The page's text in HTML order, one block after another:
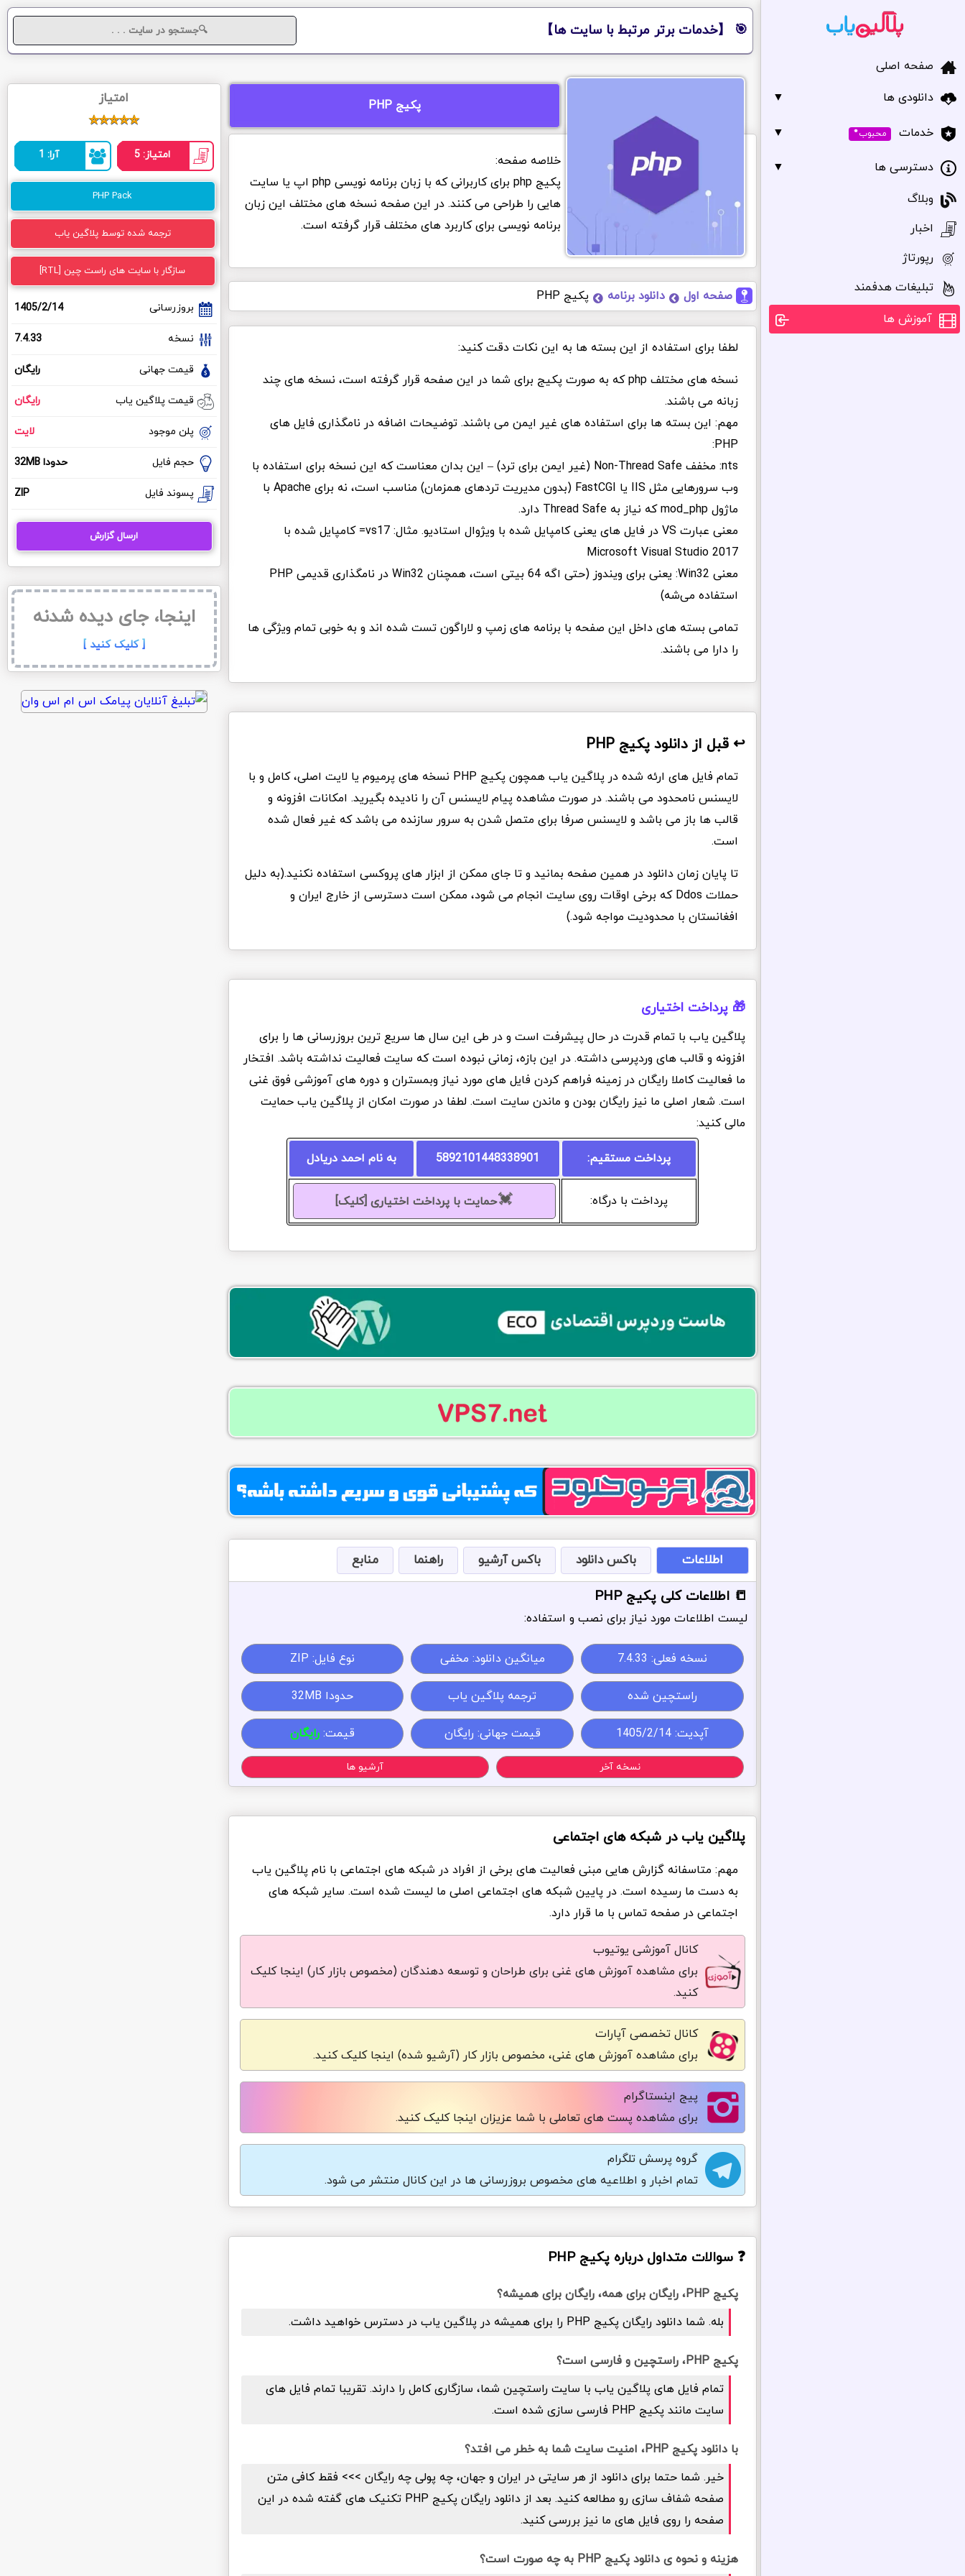
صفحه اصلی
دانلودی ها
▼
خدمات محبوب•
▼
دسترسی ها
▼
وبلاگ
اخبار
رپورتاژ
تبلیغات هدفمند
آموزش ها
🎯 【خدمات برتر مرتبط با سایت ها】
پکیج PHP
پکیج php برای کاربرانی که با زبان برنامه نویسی php اپ یا سایت
هایی را طراحی می کنند. در این صفحه نسخه های مختلف این زبان
برنامه نویسی برای کاربرد های مختلف قرار گرفته است.
صفحه اول دانلود برنامه پکیج PHP
لطفا برای استفاده از این بسته ها به این نکات دقت کنید:
نسخه های مختلف php که به صورت پکیج برای شما در این صفحه قرار گرفته است، نسخه های چند
زبانه می باشند.
مهم: این بسته ها برای استفاده های غیر ایمن می باشند. توضیحات اضافه در نامگذاری فایل های
PHP:
nts: مخفف Non-Thread Safe (غیر ایمن برای ترد) – این بدان معناست که این نسخه برای استفاده با
وب سرورهایی مثل IIS یا FastCGI (بدون مدیریت تردهای همزمان) مناسب است، نه برای Apache با
ماژول mod_php که نیاز به Thread Safe دارد.
معنی عبارت VS در فایل های یعنی کامپایل شده با ویژوال استادیو. مثال: vs17= کامپایل شده با
Microsoft Visual Studio 2017
معنی Win32: یعنی برای ویندوز (حتی اگه 64 بیتی است، همچنان Win32 در نامگذاری قدیمی PHP
استفاده می‌شه)
تمامی بسته های داخل این صفحه با برنامه های زمپ و لاراگون تست شده اند و به خوبی تمام ویژگی ها
را دارا می باشند.
↩️ قبل از دانلود پکیج PHP
تمام فایل های ارئه شده در پلاگین یاب همچون پکیج PHP نسخه های پرمیوم یا لایت اصلی، کامل و با
لایسنس نامحدود می باشند. در صورت مشاهده پیام لایسنس آن را نادیده بگیرید. امکانات افزونه و
قالب ها باز می باشد و لایسنس صرفا برای متصل شدن به سرور سازنده می باشد که غیر فعال شده
است.
تا پایان زمان دانلود در همین صفحه بمانید و تا جای ممکن از ابزار های پروکسی استفاده نکنید.(به دلیل
حملات Ddos که برخی اوقات روی سایت انجام می شود، ممکن است دسترسی از خارج ایران و
افغانستان با محدودیت مواجه شود.)
🎁 پرداخت اختیاری
پلاگین یاب با تمام قدرت در حال پیشرفت است و در طی این سال ها سریع ترین بروزرسانی ها را برای
افزونه و قالب های وردپرسی داشته. در این بازه، زمانی نبوده است که سایت فعالیت نداشته باشد. افتخار
ما فعالیت کاملا رایگان در زمینه فراهم کردن فایل های مورد نیاز وبمستران و دوره های آموزشی فوق غنی
است. شعار اصلی ما نیز رایگان بودن و ماندن سایت است. لطفا در صورت امکان از پلاگین یاب حمایت
مالی کنید:
پرداخت مستقیم: 5892101448338901 به نام احمد دریادل
پرداخت با درگاه: 💓حمایت با پرداخت اختیاری [کلیک]
اطلاعات باکس دانلود باکس آرشیو راهنما منابع
📒 اطلاعات کلی پکیج PHP
لیست اطلاعات مورد نیاز برای نصب و استفاده:
نسخه فعلی: 7.4.33 میانگین دانلود: مخفی نوع فایل: ZIP
راستچین شده ترجمه پلاگین یاب حدودا 32MB
آپدیت: 1405/2/14 قیمت جهانی: رایگان قیمت: رایگان
نسخه آخر آرشیو ها
پلاگین یاب در شبکه های اجتماعی
مهم: متاسفانه گزارش هایی مبنی فعالیت های برخی از افراد در شبکه های اجتماعی با نام پلاگین یاب
به دست ما رسیده است. در پایین شبکه های اجتماعی اصلی ما لیست شده است. سایر شبکه های
اجتماعی در صفحه تماس با ما قرار دارد.
کانال آموزشی یوتیوب
برای مشاهده آموزش های غنی برای طراحان و توسعه دهندگان (مخصوص بازار کار) اینجا کلیک
کنید.
کانال تخصصی آپارات
برای مشاهده آموزش های غنی، مخصوص بازار کار (آرشیو شده) اینجا کلیک کنید.
پیج اینستاگرام
برای مشاهده پست های تعاملی با شما عزیزان اینجا کلیک کنید.
گروه پرسش تلگرام
تمام اخبار و اطلاعیه های مخصوص بروزرسانی ها در این کانال منتشر می شود.
❓ سوالات متداول درباره پکیج PHP
پکیج PHP، رایگان برای همه، رایگان برای همیشه؟
بله. شما دانلود رایگان پکیج PHP را برای همیشه در پلاگین یاب در دسترس خواهید داشت.
پکیج PHP، راستچین و فارسی است؟
تمام فایل های پلاگین یاب با سایت راستچین شما، سازگاری کامل را دارند. تقریبا تمام فایل های
سایت مانند پکیج PHP فارسی سازی شده است.
با دانلود پکیج PHP، امنیت سایت شما به خطر می افتد؟
خیر. شما حتما برای دانلود از هر سایتی در ایران و جهان، چه پولی چه رایگان >>> فقط کافی متن
صفحه شفاف سازی رو مطالعه کنید. بعد از دانلود رایگان پکیج PHP تکنیک های گفته شده در این
صفحه را روی فایل های ما نیز بررسی کنید.
هزینه و نحوه ی دانلود پکیج PHP به چه صورت است؟
امتیاز
امتیاز: 5 آرا: 1
PHP Pack
ترجمه شده توسط پلاگین یاب
سازگار با سایت های راست چین [RTL]
بروزرسانی 1405/2/14
نسخه 7.4.33
قیمت جهانی رایگان
قیمت پلاگین یاب رایگان
پلن موجود لایت
حجم فایل حدودا 32MB
پسوند فایل ZIP
ارسال گزارش
اینجا، جای دیده شدنه
[ کلیک کنید ]